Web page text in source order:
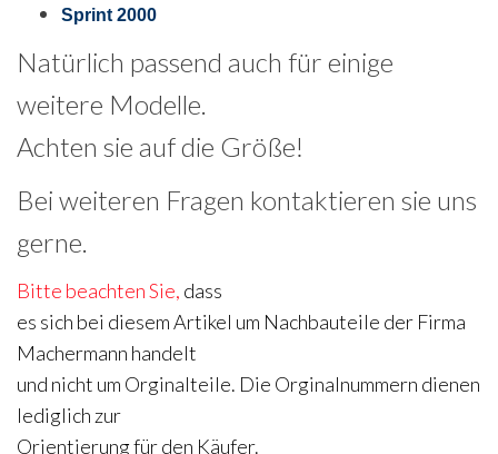
Sprint 2000
Natürlich passend auch für einige
weitere Modelle.
Achten sie auf die Größe!
Bei weiteren Fragen kontaktieren sie uns
gerne.
Bitte beachten Sie, dass
es sich bei diesem Artikel um Nachbauteile der Firma
Machermann handelt
und nicht um Orginalteile. Die Orginalnummern dienen
lediglich zur
Orientierung für den Käufer.